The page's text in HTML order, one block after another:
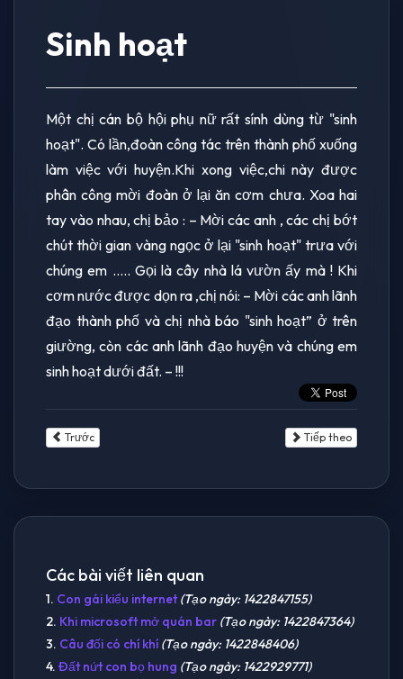
Sinh hoạt
Một chị cán bộ hội phụ nữ rất sính dùng từ "sinh
hoạt". Có lần,đoàn công tác trên thành phố xuống
làm việc với huyện.Khi xong việc,chi này được
phân công mời đoàn ở lại ăn cơm chưa. Xoa hai
tay vào nhau, chị bảo : – Mời các anh , các chị bớt
chút thời gian vàng ngọc ở lại "sinh hoạt" trưa với
chúng em ….. Gọi là cây nhà lá vườn ấy mà ! Khi
cơm nước được dọn ra ,chị nói: – Mời các anh lãnh
đạo thành phố và chị nhà báo "sinh hoạt” ở trên
giường, còn các anh lãnh đạo huyện và chúng em
sinh hoạt dưới đất. – !!!
Trước Tiếp theo
Các bài viết liên quan
1. Con gái kiểu internet (Tạo ngày: 1422847155)
2. Khi microsoft mở quán bar (Tạo ngày: 1422847364)
3. Câu đối có chí khí (Tạo ngày: 1422848406)
4. Đất nứt con bọ hung (Tạo ngày: 1422929771)